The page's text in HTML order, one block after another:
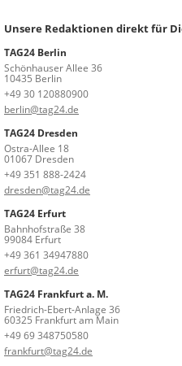
Unsere Redaktionen direkt für
TAG24 Berlin
Schönhauser Allee 36
10435 Berlin
+49 30 120880900
berlin@tag24.de
TAG24 Dresden
Ostra-Allee 18
01067 Dresden
+49 351 888-2424
dresden@tag24.de
TAG24 Erfurt
Bahnhofstraße 38
99084 Erfurt
+49 361 34947880
erfurt@tag24.de
TAG24 Frankfurt a. M.
Friedrich-Ebert-Anlage 36
60325 Frankfurt am Main
+49 69 348750580
frankfurt@tag24.de